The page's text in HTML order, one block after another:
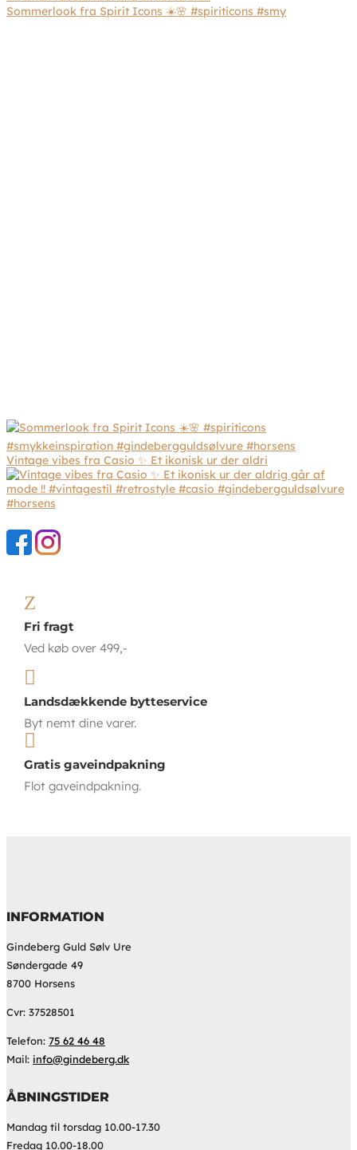
Sommerlook fra Spirit Icons ☀️🌸 #spiriticons #smy
Vintage vibes fra Casio ✨ Et ikonisk ur der aldri
Z
Fri fragt
Ved køb over 499,-

Landsdækkende bytteservice
Byt nemt dine varer.

Gratis gaveindpakning
Flot gaveindpakning.
INFORMATION
Gindeberg Guld Sølv Ure
Søndergade 49
8700 Horsens
Cvr: 37528501
Telefon: 75 62 46 48
Mail: info@gindeberg.dk
ÅBNINGSTIDER
Mandag til torsdag 10.00-17.30
Fredag 10.00-18.00